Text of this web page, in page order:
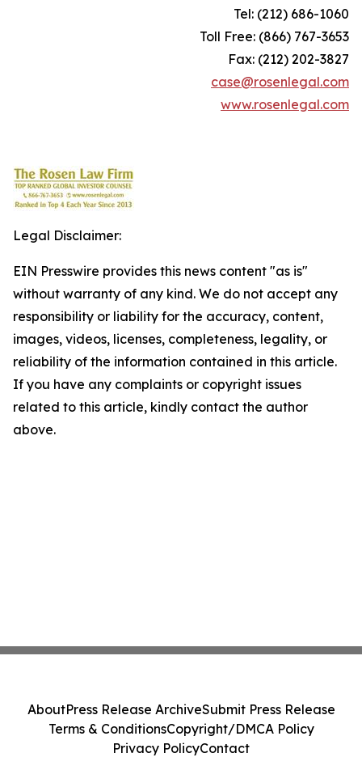
Tel: (212) 686-1060
Toll Free: (866) 767-3653
Fax: (212) 202-3827
case@rosenlegal.com
www.rosenlegal.com
Legal Disclaimer:
EIN Presswire provides this news content "as is"
without warranty of any kind. We do not accept any
responsibility or liability for the accuracy, content,
images, videos, licenses, completeness, legality, or
reliability of the information contained in this article.
If you have any complaints or copyright issues
related to this article, kindly contact the author
above.
AboutPress Release ArchiveSubmit Press Release
Terms & ConditionsCopyright/DMCA Policy
Privacy PolicyContact